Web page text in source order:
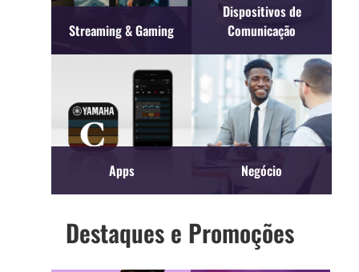
Streaming & Gaming
Dispositivos de
Comunicação
Apps Negócio
Destaques e Promoções